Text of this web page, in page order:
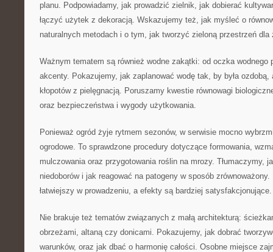
planu. Podpowiadamy, jak prowadzić zielnik, jak dobierać
łączyć użytek z dekoracją. Wskazujemy też, jak myśleć o
naturalnych metodach i o tym, jak tworzyć zieloną przestrzeń dla
Ważnym tematem są również wodne zakątki: od oczka wodnego
akcenty. Pokazujemy, jak zaplanować wodę tak, by była ozdobą,
kłopotów z pielęgnacją. Poruszamy kwestie równowagi
oraz bezpieczeństwa i wygody użytkowania.
Ponieważ ogród żyje rytmem sezonów, w serwisie mocno
ogrodowe. To sprawdzone procedury dotyczące formowania,
mulczowania oraz przygotowania roślin na mrozy. Tłumaczymy,
niedoborów i jak reagować na patogeny w sposób
łatwiejszy w prowadzeniu, a efekty są bardziej satysfakcjonujące.
Nie brakuje też tematów związanych z małą architekturą:
obrzeżami, altaną czy donicami. Pokazujemy, jak dobrać
warunków, oraz jak dbać o harmonię całości. Osobne miejsce